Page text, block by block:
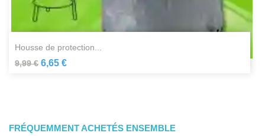
housse de protection...
9,99 € 6,65 €
FRÉQUEMMENT ACHETÉS ENSEMBLE